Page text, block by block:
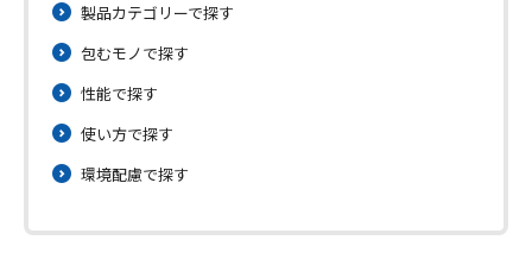
製品カテゴリーで探す
包むモノで探す
性能で探す
使い方で探す
環境配慮で探す